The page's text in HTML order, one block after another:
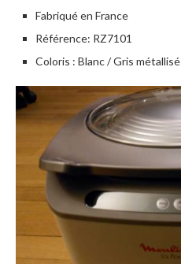
Fabriqué en France
Référence: RZ7101
Coloris : Blanc / Gris métallisé